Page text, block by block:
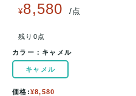
¥8,580 /点
残り0点
カラー： キャメル
キャメル
価格:¥8,580